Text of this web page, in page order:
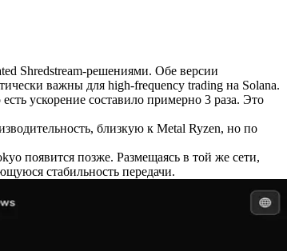
Shredstream-решениями. Обе версии
важны для high-frequency trading на Solana.
ускорение составило примерно 3 раза. Это
близкую к Metal Ryzen, но по
появится позже. Размещаясь в той же сети,
стабильность передачи.